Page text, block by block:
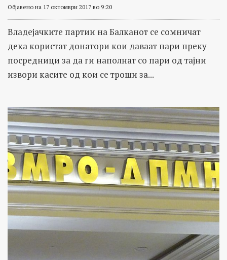
Објавено на 17 октомври 2017 во 9:20
Владејачките партии на Балканот се сомничат
дека користат донатори кои даваат пари преку
посредници за да ги наполнат со пари од тајни
извори касите од кои се троши за...